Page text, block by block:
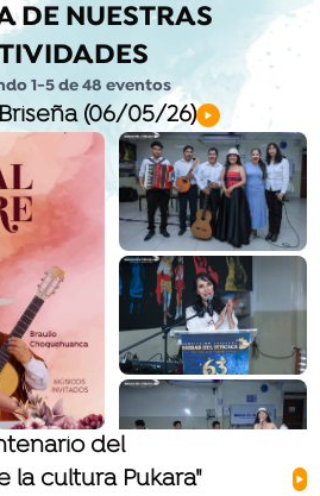
DE NUESTRAS
1-5de48 eventos
(06/05/26)
del
cultura Pukara"